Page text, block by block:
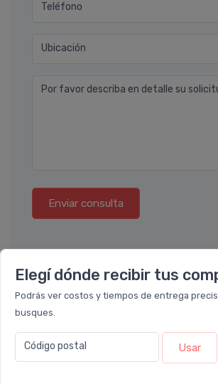
Elegí dónde recibir tus
Podrás ver costos y tiempos de entrega
busques.
Código postal Usar
Teléfono
Ubicación
Por favor describa en detalle su
Enviar consulta
También te